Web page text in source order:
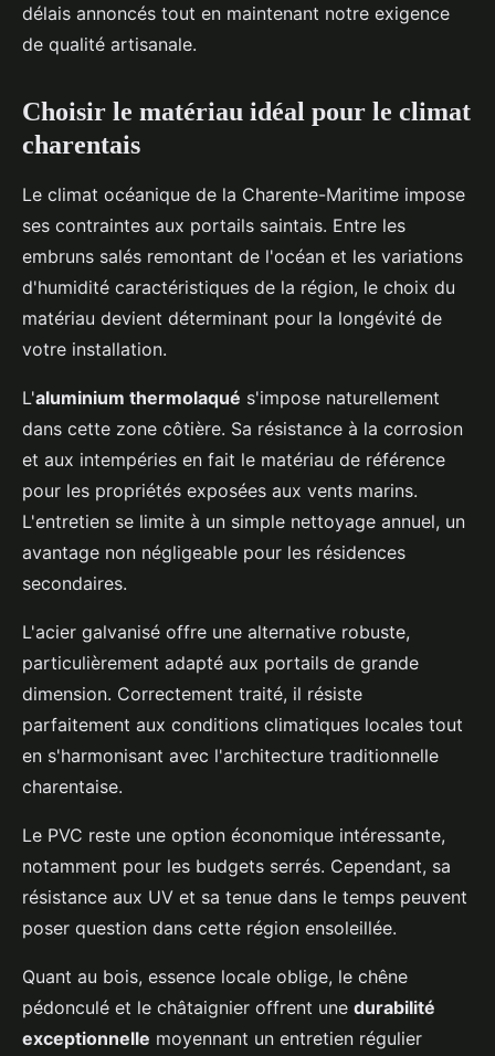
délais annoncés tout en maintenant notre exigence
de qualité artisanale.
Choisir le matériau idéal pour le climat
charentais
Le climat océanique de la Charente-Maritime impose
ses contraintes aux portails saintais. Entre les
embruns salés remontant de l'océan et les variations
d'humidité caractéristiques de la région, le choix du
matériau devient déterminant pour la longévité de
votre installation.
L'aluminium thermolaqué s'impose naturellement
dans cette zone côtière. Sa résistance à la corrosion
et aux intempéries en fait le matériau de référence
pour les propriétés exposées aux vents marins.
L'entretien se limite à un simple nettoyage annuel, un
avantage non négligeable pour les résidences
secondaires.
L'acier galvanisé offre une alternative robuste,
particulièrement adapté aux portails de grande
dimension. Correctement traité, il résiste
parfaitement aux conditions climatiques locales tout
en s'harmonisant avec l'architecture traditionnelle
charentaise.
Le PVC reste une option économique intéressante,
notamment pour les budgets serrés. Cependant, sa
résistance aux UV et sa tenue dans le temps peuvent
poser question dans cette région ensoleillée.
Quant au bois, essence locale oblige, le chêne
pédonculé et le châtaignier offrent une durabilité
exceptionnelle moyennant un entretien régulier